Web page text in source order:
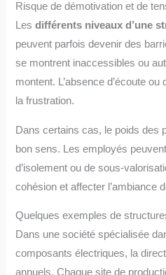
Risque de démotivation et de
Lesdifférents niveaux d’une
peuvent parfois devenir des
se montrent inaccessibles ou
montent. L’absence d’écoute
la frustration.
Dans certains cas, le poids des
bon sens. Les employés
d’isolement ou de sous-
cohésion et affecter l’ambiance
Quelques exemples de
Dans une société spécialisée
composants électriques, la
annuels. Chaque site de